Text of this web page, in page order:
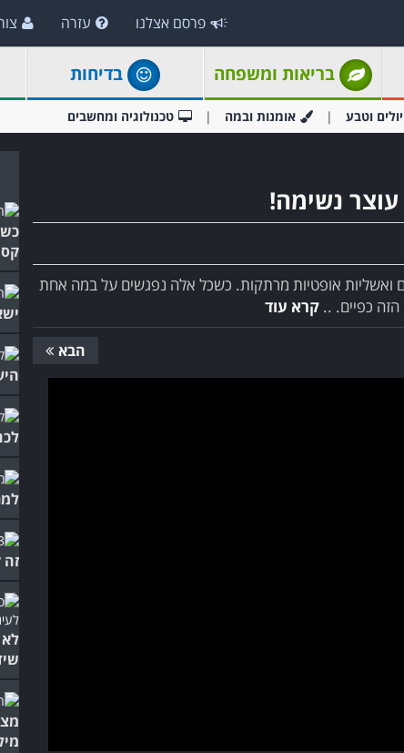
פרסם אצלנו עזרה
בריאות ומשפחה בדיחות
וטבע אומנות ובמה טכנולוגיה ומחשבים
עוצר נשימה!
ואשליות אופטיות מרתקות. כשכל אלה נפגשים על במה אחת
כפיים. .. קרא עוד
הבא